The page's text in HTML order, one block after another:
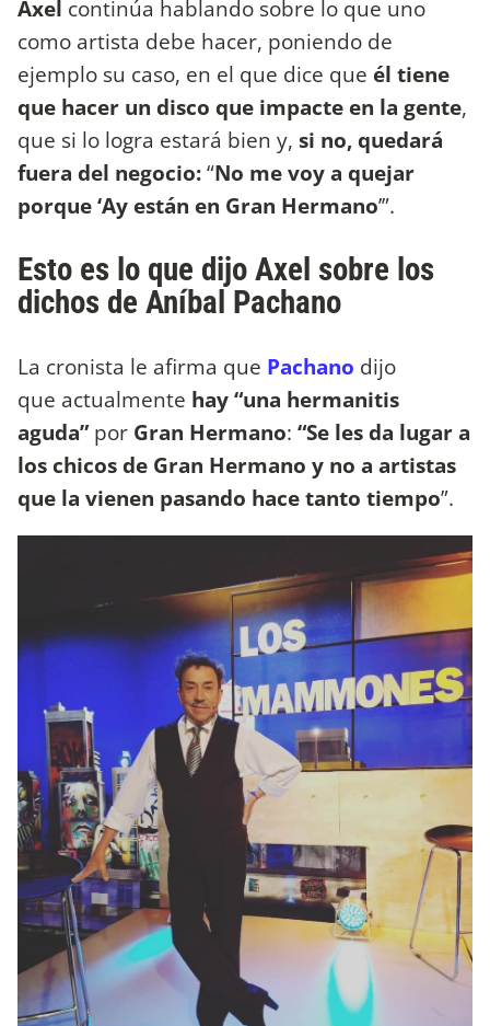
Axel continúa hablando sobre lo que uno
como artista debe hacer, poniendo de
ejemplo su caso, en el que dice que él tiene
que hacer un disco que impacte en la gente,
que si lo logra estará bien y, si no, quedará
fuera del negocio:“No me voy a quejar
porque ‘Ay están en Gran Hermano’”.
Esto es lo que dijo Axel sobre los
dichos de Aníbal Pachano
La cronista le afirma que Pachano dijo
que actualmente hay “una hermanitis
aguda”por Gran Hermano: “Se les da lugar a
los chicos de Gran Hermano y no a artistas
que la vienen pasando hace tanto tiempo”.